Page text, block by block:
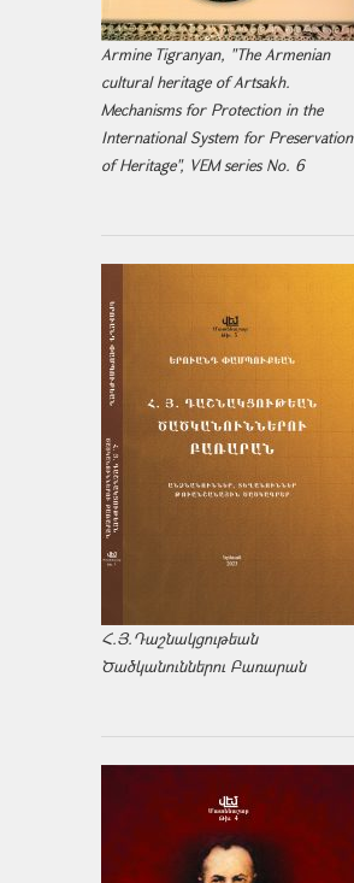
Armine Tigranyan, "The Armenian
cultural heritage of Artsakh.
Mechanisms for Protection in the
International System for Preservation
of Heritage", VEM series No. 6
Հ.Յ.Դաշնակցութեան
Ծածկանուններու Բառարան